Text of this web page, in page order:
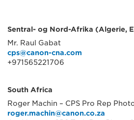
Sentral- og Nord-Afrika (Algerie,
Mr. Raul Gabat
cps@canon-cna.com
+971565221706
South Africa
Roger Machin – CPS Pro Rep
roger.machin@canon.co.za